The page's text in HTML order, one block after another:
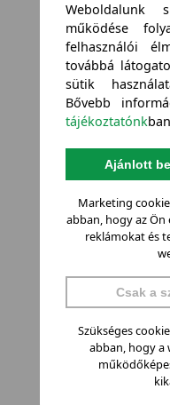
Weboldalunk
működése
felhasználói
továbbá
sütik
Bővebb
tájékoztatónk
Ajánlott
Marketing
abban, hogy az
reklámokat és
Csak a
Szükséges
abban, hogy a